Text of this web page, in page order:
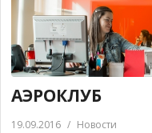
АЭРОКЛУБ
19.09.2016 / Новости